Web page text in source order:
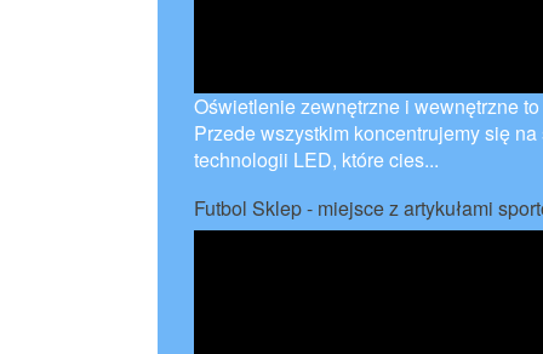
Oświetlenie zewnętrzne i wewnętrzne
Przede wszystkim koncentrujemy się
technologii LED, które cies...
Futbol Sklep - miejsce z artykułami